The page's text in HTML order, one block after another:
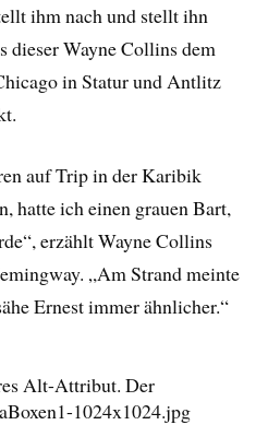
ihm nach und stellt ihn
dieser Wayne Collins dem
in Statur und Antlitz
auf Trip in der Karibik
hatte ich einen grauen Bart,
erzählt Wayne Collins
„Am Strand meinte
Ernest immer ähnlicher.“